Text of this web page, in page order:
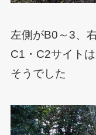
左側がB0～3、
C1・C2サイト
そうでした